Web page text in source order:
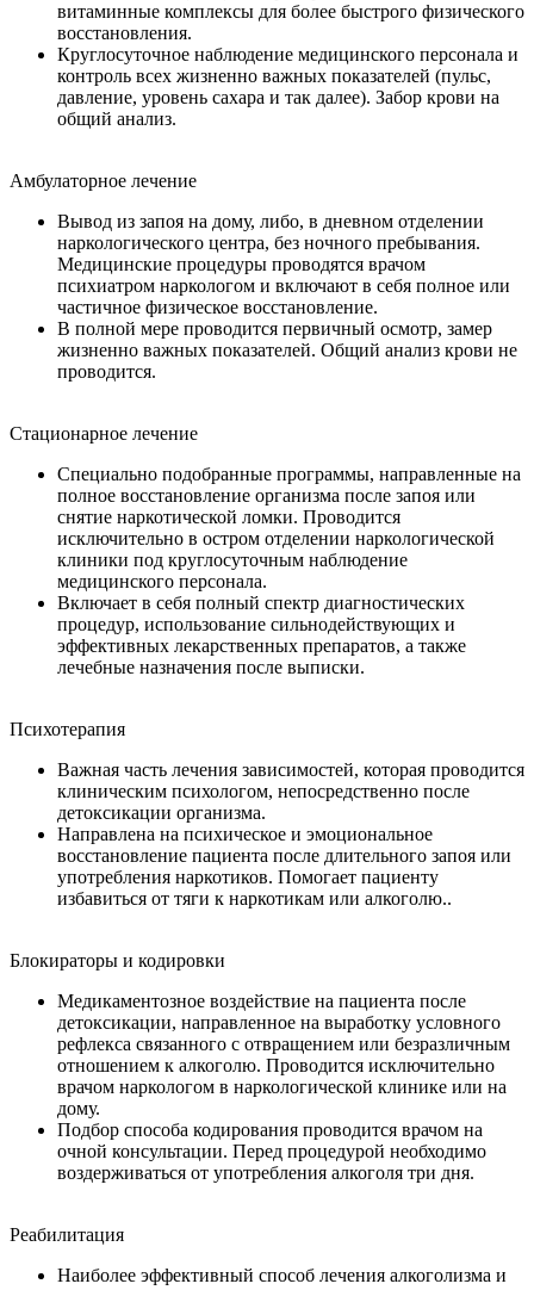
витаминные комплексы для более быстрого физического
восстановления.
Круглосуточное наблюдение медицинского персонала и
контроль всех жизненно важных показателей (пульс,
давление, уровень сахара и так далее). Забор крови на
общий анализ.
Амбулаторное лечение
Вывод из запоя на дому, либо, в дневном отделении
наркологического центра, без ночного пребывания.
Медицинские процедуры проводятся врачом
психиатром наркологом и включают в себя полное или
частичное физическое восстановление.
В полной мере проводится первичный осмотр, замер
жизненно важных показателей. Общий анализ крови не
проводится.
Стационарное лечение
Специально подобранные программы, направленные на
полное восстановление организма после запоя или
снятие наркотической ломки. Проводится
исключительно в остром отделении наркологической
клиники под круглосуточным наблюдение
медицинского персонала.
Включает в себя полный спектр диагностических
процедур, использование сильнодействующих и
эффективных лекарственных препаратов, а также
лечебные назначения после выписки.
Психотерапия
Важная часть лечения зависимостей, которая проводится
клиническим психологом, непосредственно после
детоксикации организма.
Направлена на психическое и эмоциональное
восстановление пациента после длительного запоя или
употребления наркотиков. Помогает пациенту
избавиться от тяги к наркотикам или алкоголю..
Блокираторы и кодировки
Медикаментозное воздействие на пациента после
детоксикации, направленное на выработку условного
рефлекса связанного с отвращением или безразличным
отношением к алкоголю. Проводится исключительно
врачом наркологом в наркологической клинике или на
дому.
Подбор способа кодирования проводится врачом на
очной консультации. Перед процедурой необходимо
воздерживаться от употребления алкоголя три дня.
Реабилитация
Наиболее эффективный способ лечения алкоголизма и